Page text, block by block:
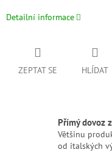
Detailní informace
ZEPTAT SE HLÍDAT
Přímý dovoz
Většinu
od italských